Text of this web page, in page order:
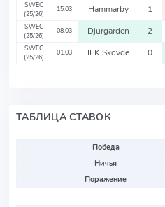
SWEC
(25/26)
15.03 Hammarby 1
SWEC
(25/26)
08.03 Djurgarden 2
SWEC
(25/26)
01.03 IFK Skovde 0
ТАБЛИЦА СТАВОК
Победа
Ничья
Поражение